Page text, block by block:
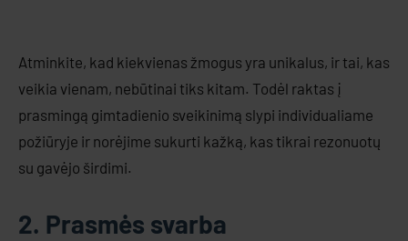
Atminkite, kad kiekvienas žmogus yra unikalus, ir tai, kas
veikia vienam, nebūtinai tiks kitam. Todėl raktas į
prasmingą gimtadienio sveikinimą slypi individualiame
požiūryje ir norėjime sukurti kažką, kas tikrai rezonuotų
su gavėjo širdimi.
2. Prasmės svarba